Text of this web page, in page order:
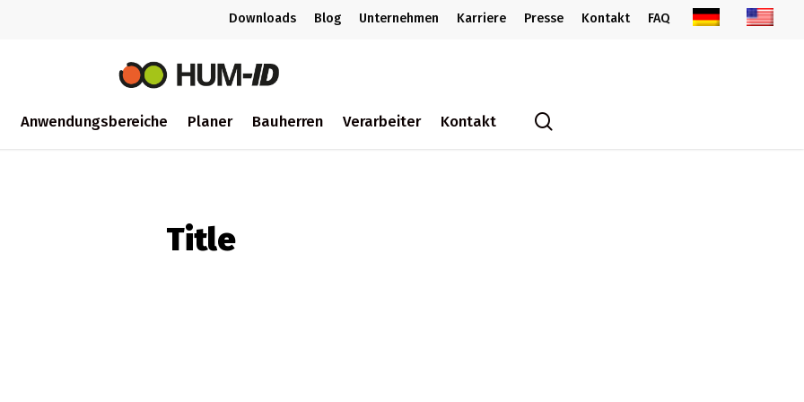
Downloads Blog Unternehmen Karriere Presse Kontakt FAQ
Anwendungsbereiche Planer Bauherren Verarbeiter Kontakt
Title